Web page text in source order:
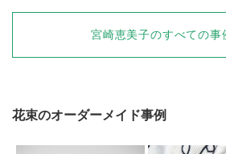
宮崎恵美子のすべての事
花束のオーダーメイド事例